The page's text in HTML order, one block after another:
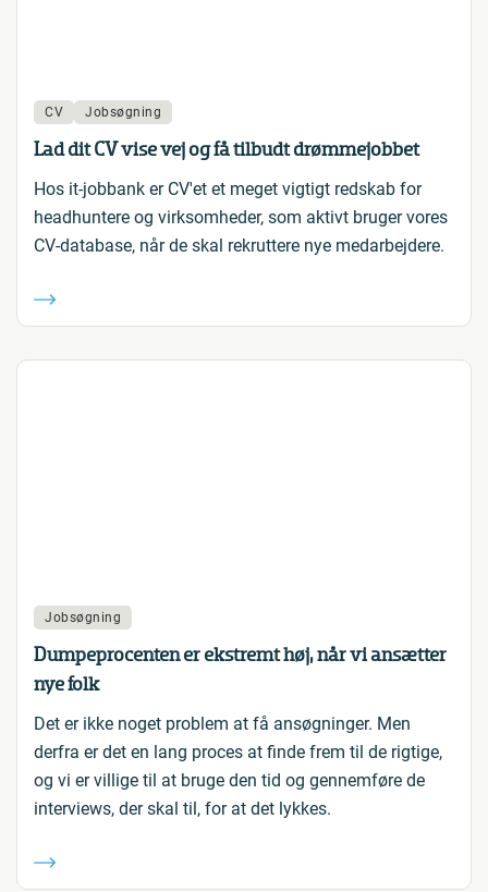
CV Jobsøgning
Lad dit CV vise vej og få tilbudt drømmejobbet
Hos it-jobbank er CV'et et meget vigtigt redskab for
headhuntere og virksomheder, som aktivt bruger vores
CV-database, når de skal rekruttere nye medarbejdere.
Jobsøgning
Dumpeprocenten er ekstremt høj, når vi ansætter
nye folk
Det er ikke noget problem at få ansøgninger. Men
derfra er det en lang proces at finde frem til de rigtige,
og vi er villige til at bruge den tid og gennemføre de
interviews, der skal til, for at det lykkes.